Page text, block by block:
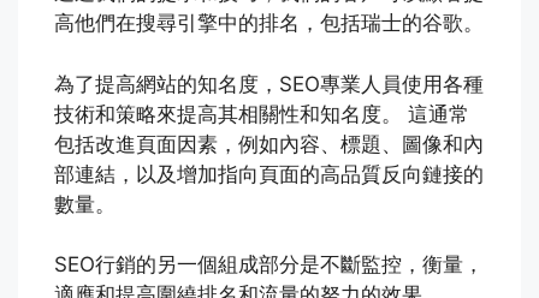
高他們在搜尋引擎中的排名，包括瑞士的谷歌。
為了提高網站的知名度，SEO專業人員使用各種
技術和策略來提高其相關性和知名度。 這通常
包括改進頁面因素，例如內容、標題、圖像和內
部連結，以及增加指向頁面的高品質反向鏈接的
數量。
SEO行銷的另一個組成部分是不斷監控，衡量，